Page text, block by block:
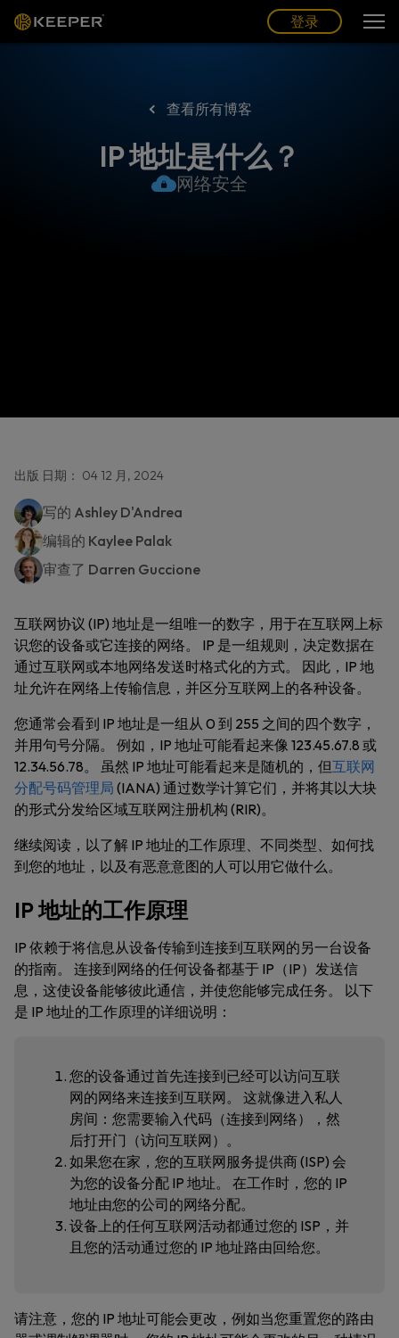
登录
查看所有博客
IP 地址是什么？
网络安全
出版 日期： 04 12 月, 2024
写的 Ashley D'Andrea
编辑的 Kaylee Palak
审查了 Darren Guccione
互联网协议 (IP) 地址是一组唯一的数字，用于在互联网上标
识您的设备或它连接的网络。 IP 是一组规则，决定数据在
通过互联网或本地网络发送时格式化的方式。 因此，IP 地
址允许在网络上传输信息，并区分互联网上的各种设备。
您通常会看到 IP 地址是一组从 0 到 255 之间的四个数字，
并用句号分隔。 例如，IP 地址可能看起来像 123.45.67.8 或
12.34.56.78。 虽然 IP 地址可能看起来是随机的，但互联网
分配号码管理局 (IANA) 通过数学计算它们，并将其以大块
的形式分发给区域互联网注册机构 (RIR)。
继续阅读，以了解 IP 地址的工作原理、不同类型、如何找
到您的地址，以及有恶意意图的人可以用它做什么。
IP 地址的工作原理
IP 依赖于将信息从设备传输到连接到互联网的另一台设备
的指南。 连接到网络的任何设备都基于 IP（IP）发送信
息，这使设备能够彼此通信，并使您能够完成任务。 以下
是 IP 地址的工作原理的详细说明：
您的设备通过首先连接到已经可以访问互联
网的网络来连接到互联网。 这就像进入私人
房间：您需要输入代码（连接到网络），然
后打开门（访问互联网）。
如果您在家，您的互联网服务提供商 (ISP) 会
为您的设备分配 IP 地址。 在工作时，您的 IP
地址由您的公司的网络分配。
设备上的任何互联网活动都通过您的 ISP，并
且您的活动通过您的 IP 地址路由回给您。
请注意，您的 IP 地址可能会更改，例如当您重置您的路由